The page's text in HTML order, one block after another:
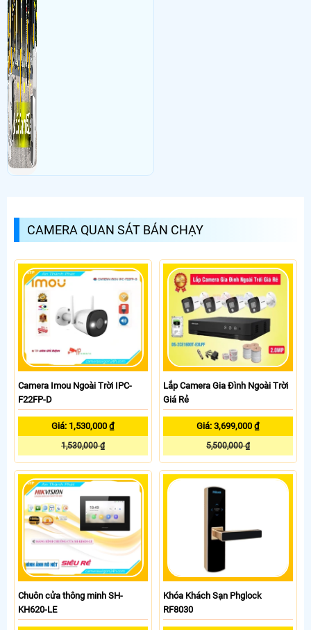
CAMERA QUAN SÁT BÁN CHẠY
Camera Imou Ngoài Trời IPC-
F22FP-D
Giá: 1,530,000 ₫
1,530,000 ₫
Lắp Camera Gia Đình Ngoài Trời
Giá Rẻ
Giá: 3,699,000 ₫
5,500,000 ₫
Chuôn cửa thông minh SH-
KH620-LE
Khóa Khách Sạn Phglock
RF8030